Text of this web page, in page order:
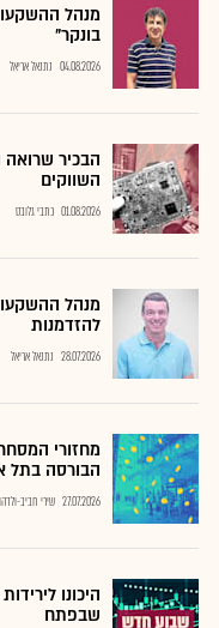
מנהל
בונקר"
04.08.2026 נתנאל אריאל
הבכיר שרואה
השווקים
01.08.2026 כתבי גלובס
מנהל
להזדמנות
28.07.2026 נתנאל אריאל
מחזורי
הבורסה בתל
27.07.2026 שירי חביב-
היכונו
שבפתח